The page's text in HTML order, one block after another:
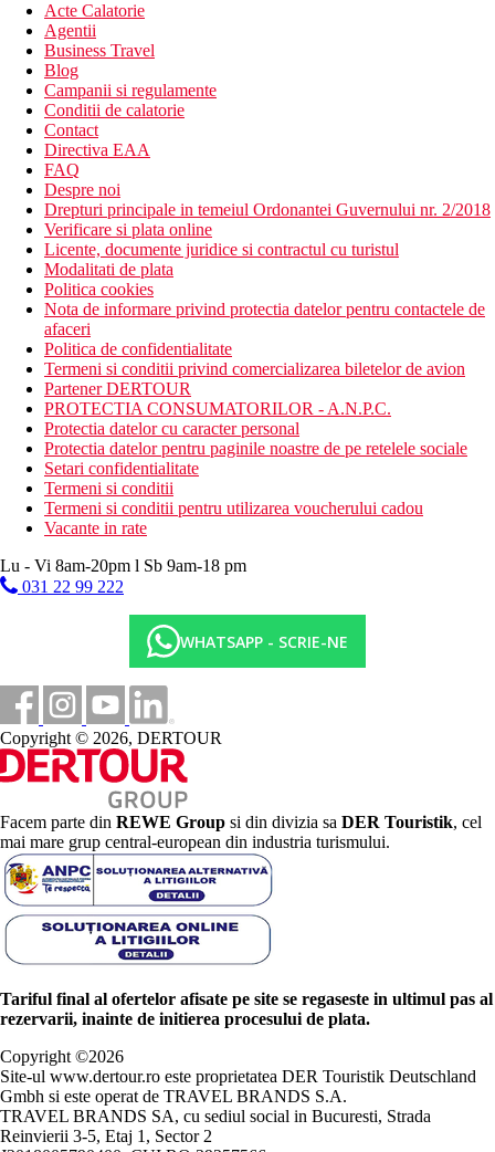
Acte Calatorie
Agentii
Business Travel
Blog
Campanii si regulamente
Conditii de calatorie
Contact
Directiva EAA
FAQ
Despre noi
Drepturi principale in temeiul Ordonantei Guvernului nr. 2/2018
Verificare si plata online
Licente, documente juridice si contractul cu turistul
Modalitati de plata
Politica cookies
Nota de informare privind protectia datelor pentru contactele de
afaceri
Politica de confidentialitate
Termeni si conditii privind comercializarea biletelor de avion
Partener DERTOUR
PROTECTIA CONSUMATORILOR - A.N.P.C.
Protectia datelor cu caracter personal
Protectia datelor pentru paginile noastre de pe retelele sociale
Setari confidentialitate
Termeni si conditii
Termeni si conditii pentru utilizarea voucherului cadou
Vacante in rate
Lu - Vi 8am-20pm l Sb 9am-18 pm
031 22 99 222
WHATSAPP - SCRIE-NE
Copyright © 2026, DERTOUR
Facem parte din REWE Group si din divizia sa DER Touristik, cel
mai mare grup central-european din industria turismului.
Tariful final al ofertelor afisate pe site se regaseste in ultimul pas al
rezervarii, inainte de initierea procesului de plata.
Copyright ©2026
Site-ul www.dertour.ro este proprietatea DER Touristik Deutschland
Gmbh si este operat de TRAVEL BRANDS S.A.
TRAVEL BRANDS SA, cu sediul social in Bucuresti, Strada
Reinvierii 3-5, Etaj 1, Sector 2